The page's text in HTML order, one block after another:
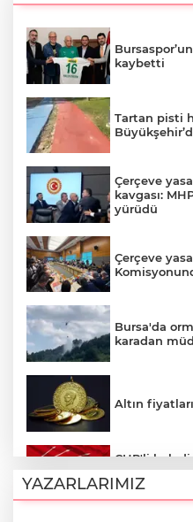
kaybetti
Tartan pisti
Çerçeve
kavgası:
yürüdü
Çerçeve
Bursa'da
karadan
Altın
CHP'li
Hakkında
incelenecek
YAZARLARIMIZ